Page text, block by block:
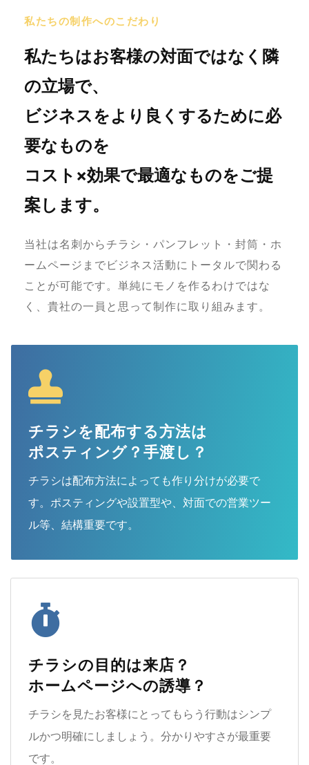
私たちの制作へのこだわり
私たちはお客様の対面ではなく隣
の立場で、
ビジネスをより良くするために必
要なものを
コスト×効果で最適なものをご提
案します。
当社は名刺からチラシ・パンフレット・封筒・ホ
ームページまでビジネス活動にトータルで関わる
ことが可能です。単純にモノを作るわけではな
く、貴社の一員と思って制作に取り組みます。
チラシを配布する方法は
ポスティング？手渡し？
チラシは配布方法によっても作り分けが必要で
す。ポスティングや設置型や、対面での営業ツー
ル等、結構重要です。
チラシの目的は来店？
ホームページへの誘導？
チラシを見たお客様にとってもらう行動はシンプ
ルかつ明確にしましょう。分かりやすさが最重要
です。